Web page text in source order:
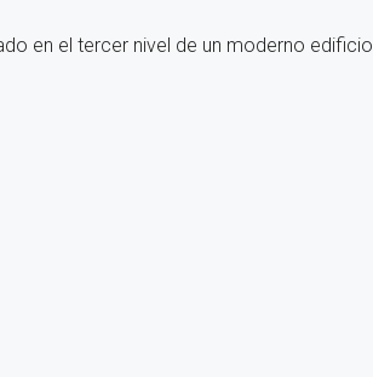
en el tercer nivel de un moderno edificio